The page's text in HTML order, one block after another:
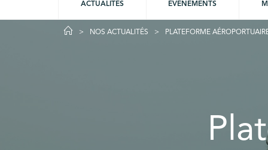
ACTUALITÉS ÉVÈNEMENTS
NOS ACTUALITÉS PLATEFORME